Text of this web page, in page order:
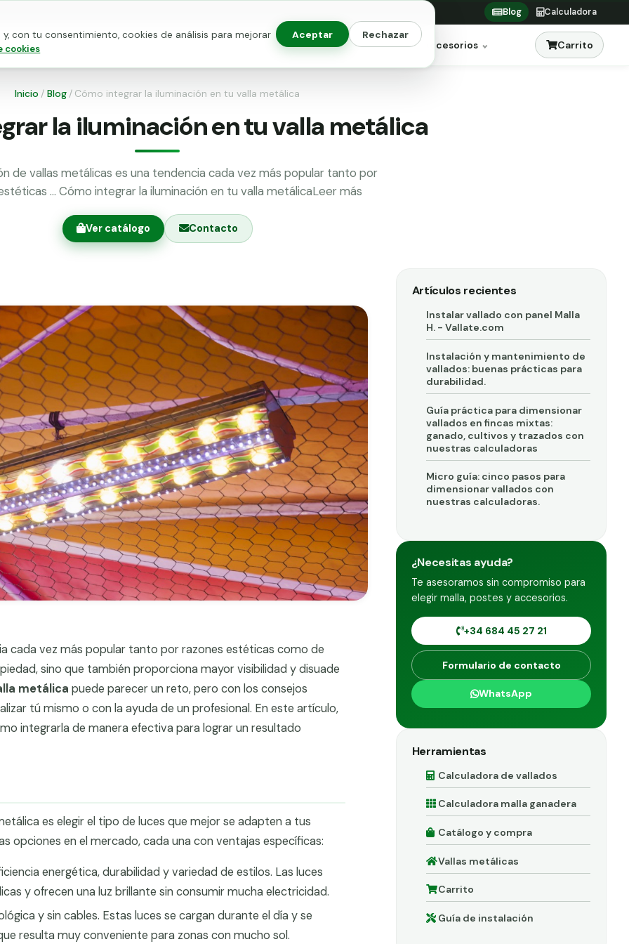
con tu consentimiento, cookies de análisis para mejorar
cookies
Aceptar Rechazar
Blog Calculadora
para vallado Alambres Jardinería Accesorios Carrito
Inicio / Blog / Cómo integrar la iluminación en tu valla metálica
la iluminación en tu valla metálica
de vallas metálicas es una tendencia cada vez más popular tanto por
… Cómo integrar la iluminación en tu valla metálicaLeer más
Ver catálogo Contacto
cada vez más popular tanto por razones estéticas como de
sino que también proporciona mayor visibilidad y disuade
metálica puede parecer un reto, pero con los consejos
tú mismo o con la ayuda de un profesional. En este artículo,
integrarla de manera efectiva para lograr un resultado
es elegir el tipo de luces que mejor se adapten a tus
opciones en el mercado, cada una con ventajas específicas:
energética, durabilidad y variedad de estilos. Las luces
y ofrecen una luz brillante sin consumir mucha electricidad.
y sin cables. Estas luces se cargan durante el día y se
resulta muy conveniente para zonas con mucho sol.
Artículos recientes
Instalar vallado con panel Malla
H. - Vallate.com
Instalación y mantenimiento de
vallados: buenas prácticas para
durabilidad.
Guía práctica para dimensionar
vallados en fincas mixtas:
ganado, cultivos y trazados con
nuestras calculadoras
Micro guía: cinco pasos para
dimensionar vallados con
nuestras calculadoras.
¿Necesitas ayuda?
Te asesoramos sin compromiso para
elegir malla, postes y accesorios.
+34 684 45 27 21
Formulario de contacto
WhatsApp
Herramientas
Calculadora de vallados
Calculadora malla ganadera
Catálogo y compra
Vallas metálicas
Carrito
Guía de instalación